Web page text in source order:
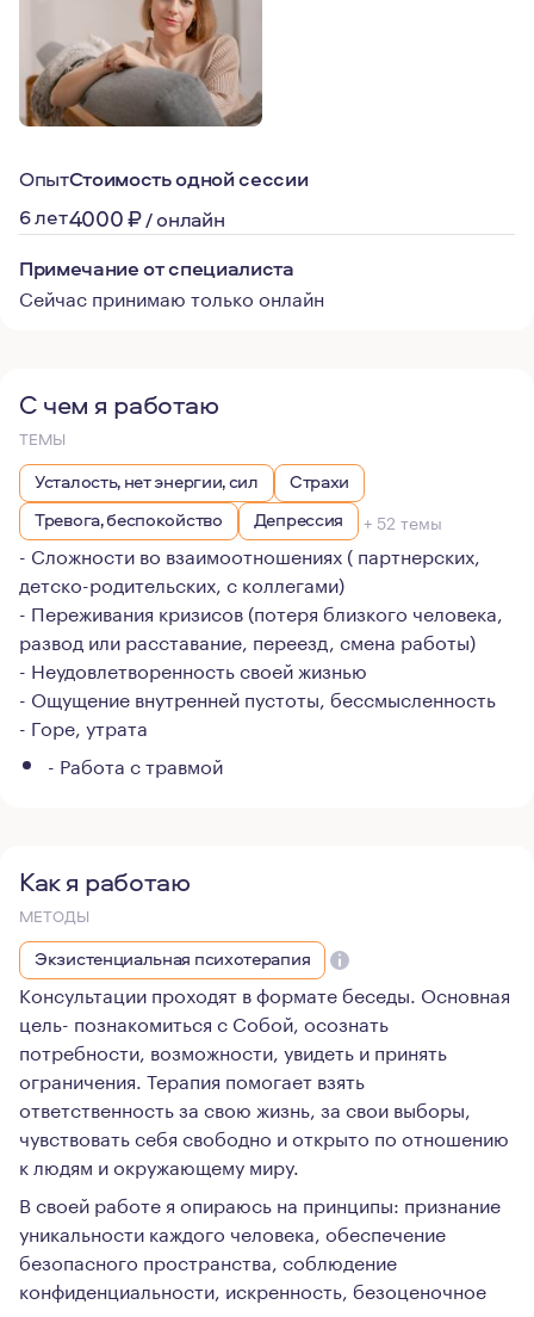
Опыт
6 лет
Стоимость одной сессии
4000₽/онлайн
Примечание от специалиста
Сейчас принимаю только онлайн
С чем я работаю
ТЕМЫ
Усталость, нет энергии, сил
Страхи
Тревога, беспокойство
Депрессия + 52 темы
- Сложности во взаимоотношениях ( партнерских,
детско-родительских, с коллегами)
- Переживания кризисов (потеря близкого человека,
развод или расставание, переезд, смена работы)
- Неудовлетворенность своей жизнью
- Ощущение внутренней пустоты, бессмысленность
- Горе, утрата
- Работа с травмой
Как я работаю
МЕТОДЫ
Экзистенциальная психотерапия
Консультации проходят в формате беседы. Основная
цель- познакомиться с Собой, осознать
потребности, возможности, увидеть и принять
ограничения. Терапия помогает взять
ответственность за свою жизнь, за свои выборы,
чувствовать себя свободно и открыто по отношению
к людям и окружающему миру.
В своей работе я опираюсь на принципы: признание
уникальности каждого человека, обеспечение
безопасного пространства, соблюдение
конфиденциальности, искренность, безоценочное